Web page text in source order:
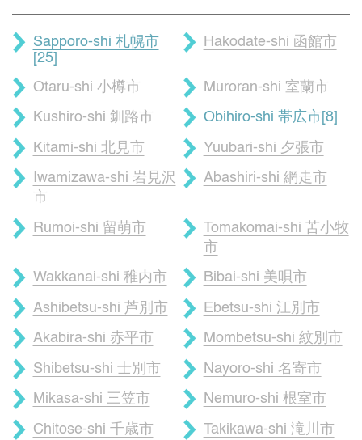
Sapporo-shi 札幌市
[25]
Hakodate-shi 函館市
Otaru-shi 小樽市 Muroran-shi 室蘭市
Kushiro-shi 釧路市 Obihiro-shi 帯広市[8]
Kitami-shi 北見市 Yuubari-shi 夕張市
Iwamizawa-shi 岩見沢
市
Abashiri-shi 網走市
Rumoi-shi 留萌市
Tomakomai-shi 苫小牧
市
Wakkanai-shi 稚内市 Bibai-shi 美唄市
Ashibetsu-shi 芦別市 Ebetsu-shi 江別市
Akabira-shi 赤平市 Mombetsu-shi 紋別市
Shibetsu-shi 士別市 Nayoro-shi 名寄市
Mikasa-shi 三笠市 Nemuro-shi 根室市
Chitose-shi 千歳市 Takikawa-shi 滝川市